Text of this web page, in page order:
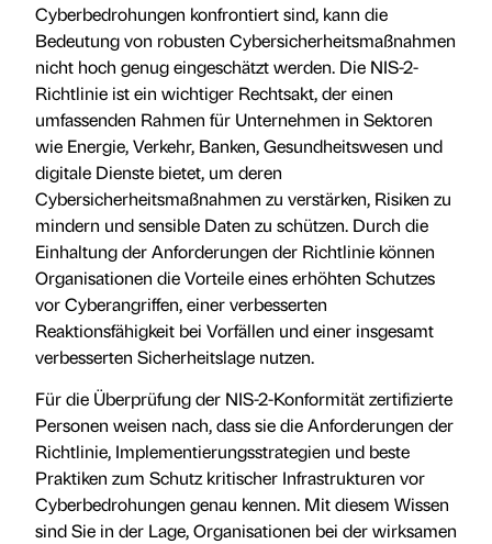
Cyberbedrohungen konfrontiert sind, kann die
Bedeutung von robusten Cybersicherheitsmaßnahmen
nicht hoch genug eingeschätzt werden. Die NIS-2-
Richtlinie ist ein wichtiger Rechtsakt, der einen
umfassenden Rahmen für Unternehmen in Sektoren
wie Energie, Verkehr, Banken, Gesundheitswesen und
digitale Dienste bietet, um deren
Cybersicherheitsmaßnahmen zu verstärken, Risiken zu
mindern und sensible Daten zu schützen. Durch die
Einhaltung der Anforderungen der Richtlinie können
Organisationen die Vorteile eines erhöhten Schutzes
vor Cyberangriffen, einer verbesserten
Reaktionsfähigkeit bei Vorfällen und einer insgesamt
verbesserten Sicherheitslage nutzen.
Für die Überprüfung der NIS-2-Konformität zertifizierte
Personen weisen nach, dass sie die Anforderungen der
Richtlinie, Implementierungsstrategien und beste
Praktiken zum Schutz kritischer Infrastrukturen vor
Cyberbedrohungen genau kennen. Mit diesem Wissen
sind Sie in der Lage, Organisationen bei der wirksamen